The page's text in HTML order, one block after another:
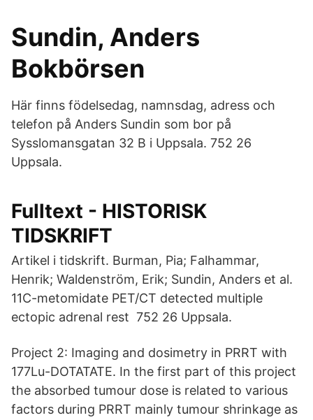
Sundin, Anders
Bokbörsen
Här finns födelsedag, namnsdag, adress och
telefon på Anders Sundin som bor på
Sysslomansgatan 32 B i Uppsala. 752 26
Uppsala.
Fulltext - HISTORISK
TIDSKRIFT
Artikel i tidskrift. Burman, Pia; Falhammar,
Henrik; Waldenström, Erik; Sundin, Anders et al.
11C-metomidate PET/CT detected multiple
ectopic adrenal rest 752 26 Uppsala.
Project 2: Imaging and dosimetry in PRRT with
177Lu-DOTATATE. In the first part of this project
the absorbed tumour dose is related to various
factors during PRRT mainly tumour shrinkage as